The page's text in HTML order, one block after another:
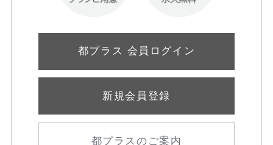
都プラス 会員ログイン
新規会員登録
都プラスのご案内